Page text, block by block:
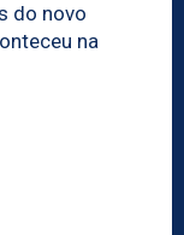
do novo
na